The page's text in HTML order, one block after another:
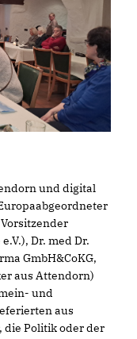
und digital
Dr. med Dr.
GmbH&CoKG,
aus Attendorn)
und
aus
die Politik oder der